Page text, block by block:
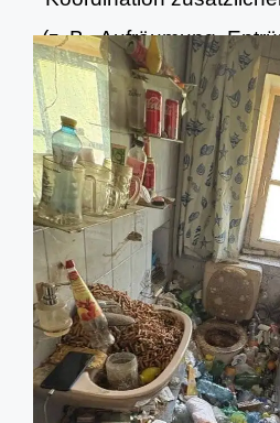
(z. B. Aufräumung,
und